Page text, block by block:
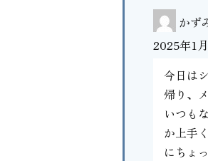
かず
2025年1
今日は
帰り、
いつも
か上手
にちょ